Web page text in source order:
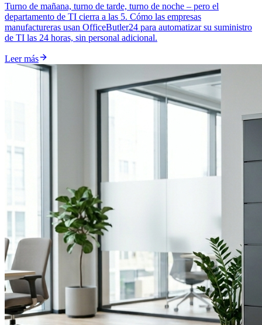
Turno de mañana, turno de tarde, turno de noche – pero el
departamento de TI cierra a las 5. Cómo las empresas
manufactureras usan OfficeButler24 para automatizar su suministro
de TI las 24 horas, sin personal adicional.
Leer más